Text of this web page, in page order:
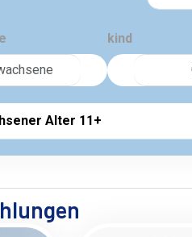
kind
Alter 11+